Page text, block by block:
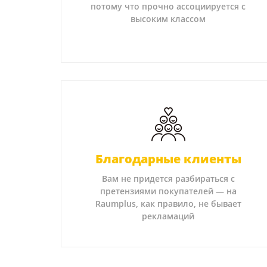
потому что прочно ассоциируется с
высоким классом
Благодарные клиенты
Вам не придется разбираться с
претензиями покупателей — на
Raumplus, как правило, не бывает
рекламаций